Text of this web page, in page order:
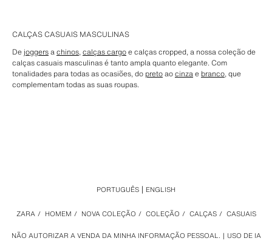
CALÇAS CASUAIS MASCULINAS
De joggersachinos,calças cargoe calças cropped, a nossa coleção de
calças casuais masculinas é tanto ampla quanto elegante. Com
tonalidades para todas as ocasiões, do pretoaocinzae branco, que
complementam todas as suas roupas.
NÃO AUTORIZAR A VENDA DA MINHA INFORMAÇÃO PESSOAL. USO DE IA
ZARA / HOMEM / NOVA COLEÇÃO / COLEÇÃO / CALÇAS / CASUAIS
PORTUGUÊS ENGLISH